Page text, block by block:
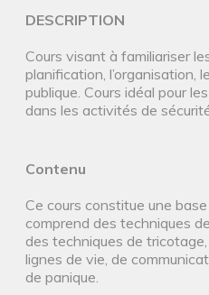
DESCRIPTION
Cours visant à familiariser
planification, l’organisation,
publique. Cours idéal pour
dans les activités de
Contenu
Ce cours constitue une
comprend des techniques
des techniques de
lignes de vie, de
de panique.